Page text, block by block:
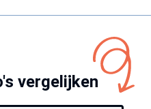
vergelijken